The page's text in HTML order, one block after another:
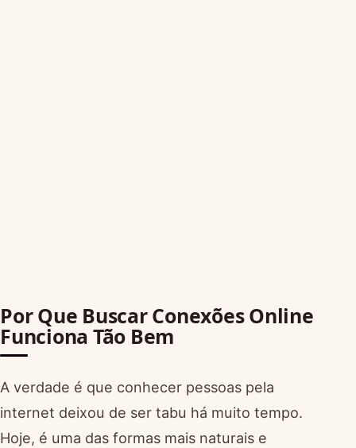
Por Que Buscar Conexões Online
Funciona Tão Bem
A verdade é que conhecer pessoas pela
internet deixou de ser tabu há muito tempo.
Hoje, é uma das formas mais naturais e